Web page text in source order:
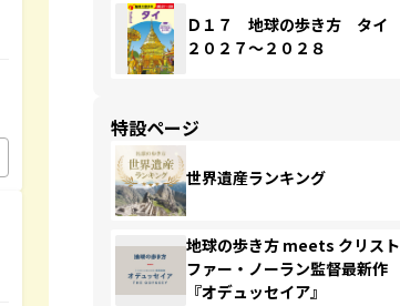
Ｄ１７ 地球の歩き方 タイ
２０２７～２０２８
特設ページ
世界遺産ランキング
地球の歩き方 meets クリスト
ファー・ノーラン監督最新作
『オデュッセイア』